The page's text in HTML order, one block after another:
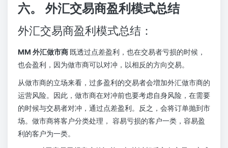
六。 外汇交易商盈利模式总结
外汇交易商盈利模式总结：
MM 外汇做市商 既透过点差盈利，也在交易者亏损的时候，
也会盈利，因为做市商可以对冲，以相反的方向交易。
从做市商的立场来看，过多盈利的交易者会増加外汇做市商的
运营风险。因此，做市商在对冲前也要考虑自身风险，在需要
的时候与交易者对冲，通过点差盈利。反之，会将订单抛到市
场。做市商将客户分类处理， 容易亏损的客户一类，容易盈
利的客户为一类。